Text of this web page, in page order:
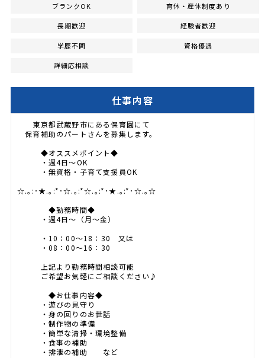
ブランクOK 育休・産休制度あり
長期歓迎 経験者歓迎
学歴不問 資格優遇
詳細応相談
仕事内容
東京都武蔵野市にある保育園にて
保育補助のパートさんを募集します。
◆オススメポイント◆
・週4日～OK
・無資格・子育て支援員OK
☆.｡:･★.｡:*･☆.｡:*☆.｡:*･★.｡:*･☆.｡☆
◆勤務時間◆
・週4日～（月～金）
・10：00～18：30 又は
・08：00～16：30
上記より勤務時間相談可能
ご希望お気軽にご相談ください♪
◆お仕事内容◆
・遊びの見守り
・身の回りのお世話
・制作物の準備
・簡単な清掃・環境整備
・食事の補助
・排泄の補助 など